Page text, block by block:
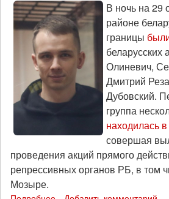
В ночь на 29
районе
границы
беларусских
Олиневич,
Дмитрий
Дубовский.
группа
находилась
совершая
проведения акций прямого
репрессивных органов РБ, в том
Мозыре.